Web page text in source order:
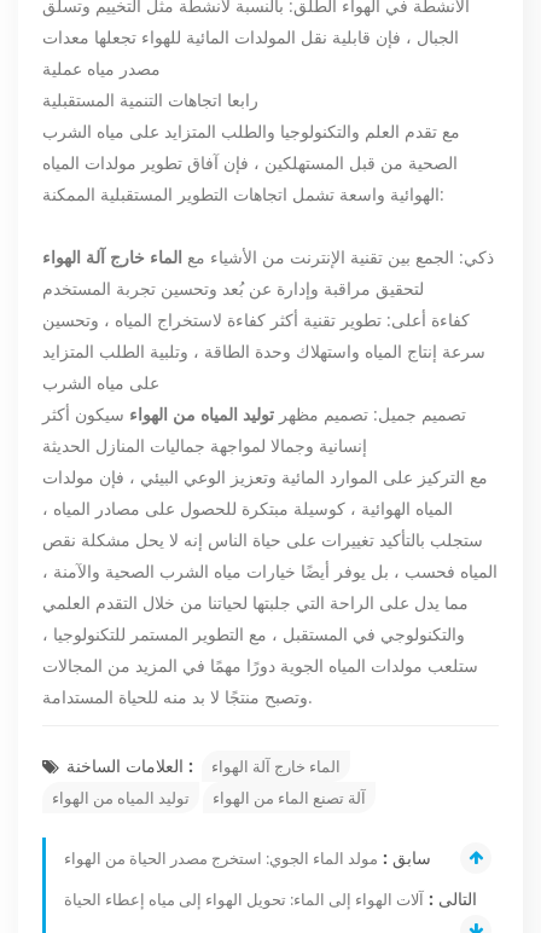
الأنشطة في الهواء الطلق: بالنسبة لأنشطة مثل التخييم وتسلق
الجبال ، فإن قابلية نقل المولدات المائية للهواء تجعلها معدات
مصدر مياه عملية
رابعا اتجاهات التنمية المستقبلية
مع تقدم العلم والتكنولوجيا والطلب المتزايد على مياه الشرب
الصحية من قبل المستهلكين ، فإن آفاق تطوير مولدات المياه
الهوائية واسعة تشمل اتجاهات التطوير المستقبلية الممكنة:
ذكي: الجمع بين تقنية الإنترنت من الأشياء مع الماء خارج آلة الهواء
لتحقيق مراقبة وإدارة عن بُعد وتحسين تجربة المستخدم
كفاءة أعلى: تطوير تقنية أكثر كفاءة لاستخراج المياه ، وتحسين
سرعة إنتاج المياه واستهلاك وحدة الطاقة ، وتلبية الطلب المتزايد
على مياه الشرب
تصميم جميل: تصميم مظهر توليد المياه من الهواء سيكون أكثر
إنسانية وجمالا لمواجهة جماليات المنازل الحديثة
مع التركيز على الموارد المائية وتعزيز الوعي البيئي ، فإن مولدات
المياه الهوائية ، كوسيلة مبتكرة للحصول على مصادر المياه ،
ستجلب بالتأكيد تغييرات على حياة الناس إنه لا يحل مشكلة نقص
المياه فحسب ، بل يوفر أيضًا خيارات مياه الشرب الصحية والآمنة ،
مما يدل على الراحة التي جلبتها لحياتنا من خلال التقدم العلمي
والتكنولوجي في المستقبل ، مع التطوير المستمر للتكنولوجيا ،
ستلعب مولدات المياه الجوية دورًا مهمًا في المزيد من المجالات
وتصبح منتجًا لا بد منه للحياة المستدامة.
العلامات الساخنة :
الماء خارج آلة الهواء
توليد المياه من الهواء
آلة تصنع الماء من الهواء
سابق : مولد الماء الجوي: استخرج مصدر الحياة من الهواء
التالى : آلات الهواء إلى الماء: تحويل الهواء إلى مياه إعطاء الحياة